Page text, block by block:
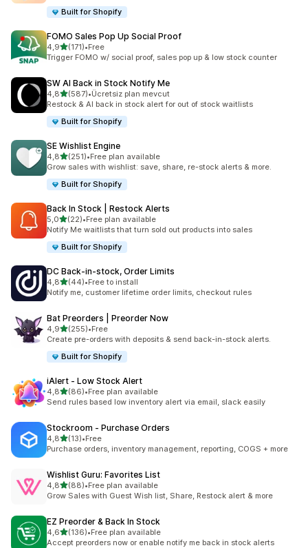
Built for Shopify
FOMO Sales Pop Up Social Proof
4,95 yıldız üzerinden
(171)
toplam 171 değerlendirme
•Free
Trigger FOMO w/ social proof, sales pop up & low stock counter
SW AI Back in Stock Notify Me
4,85 yıldız üzerinden
(587)
toplam 587 değerlendirme
•Ücretsiz plan mevcut
Restock & AI back in stock alert for out of stock waitlists
Built for Shopify
SE Wishlist Engine
4,85 yıldız üzerinden
(251)
toplam 251 değerlendirme
•Free plan available
Grow sales with wishlist: save, share, re-stock alerts & more.
Built for Shopify
Back In Stock | Restock Alerts
5,05 yıldız üzerinden
(22)
toplam 22 değerlendirme
•Free plan available
Notify Me waitlists that turn sold out products into sales
Built for Shopify
DC Back‑in‑stock, Order Limits
4,85 yıldız üzerinden
(44)
toplam 44 değerlendirme
•Free to install
Notify me, customer lifetime order limits, checkout rules
Bat Preorders | Preorder Now
4,95 yıldız üzerinden
(255)
toplam 255 değerlendirme
•Free
Create pre-orders with deposits & send back-in-stock alerts.
Built for Shopify
iAlert ‑ Low Stock Alert
4,85 yıldız üzerinden
(86)
toplam 86 değerlendirme
•Free plan available
Send rules based low inventory alert via email, slack easily
Stockroom ‑ Purchase Orders
4,85 yıldız üzerinden
(13)
toplam 13 değerlendirme
•Free
Purchase orders, inventory management, reporting, COGS + more
Wishlist Guru: Favorites List
4,85 yıldız üzerinden
(88)
toplam 88 değerlendirme
•Free plan available
Grow Sales with Guest Wish list, Share, Restock alert & more
EZ Preorder & Back In Stock
4,65 yıldız üzerinden
(136)
toplam 136 değerlendirme
•Free plan available
Accept preorders now or enable notify me back in stock alerts